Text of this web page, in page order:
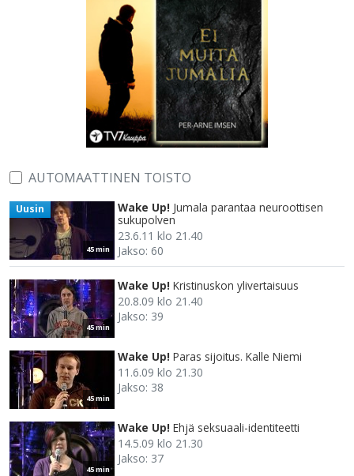
AUTOMAATTINEN TOISTO
45 min
Uusin Wake Up! Jumala parantaa neuroottisen
sukupolven
23.6.11 klo 21.40
Jakso: 60
45 min
Wake Up! Kristinuskon ylivertaisuus
20.8.09 klo 21.40
Jakso: 39
45 min
Wake Up! Paras sijoitus. Kalle Niemi
11.6.09 klo 21.30
Jakso: 38
45 min
Wake Up! Ehjä seksuaali-identiteetti
14.5.09 klo 21.30
Jakso: 37